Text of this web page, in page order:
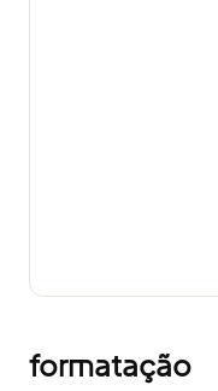
formatação